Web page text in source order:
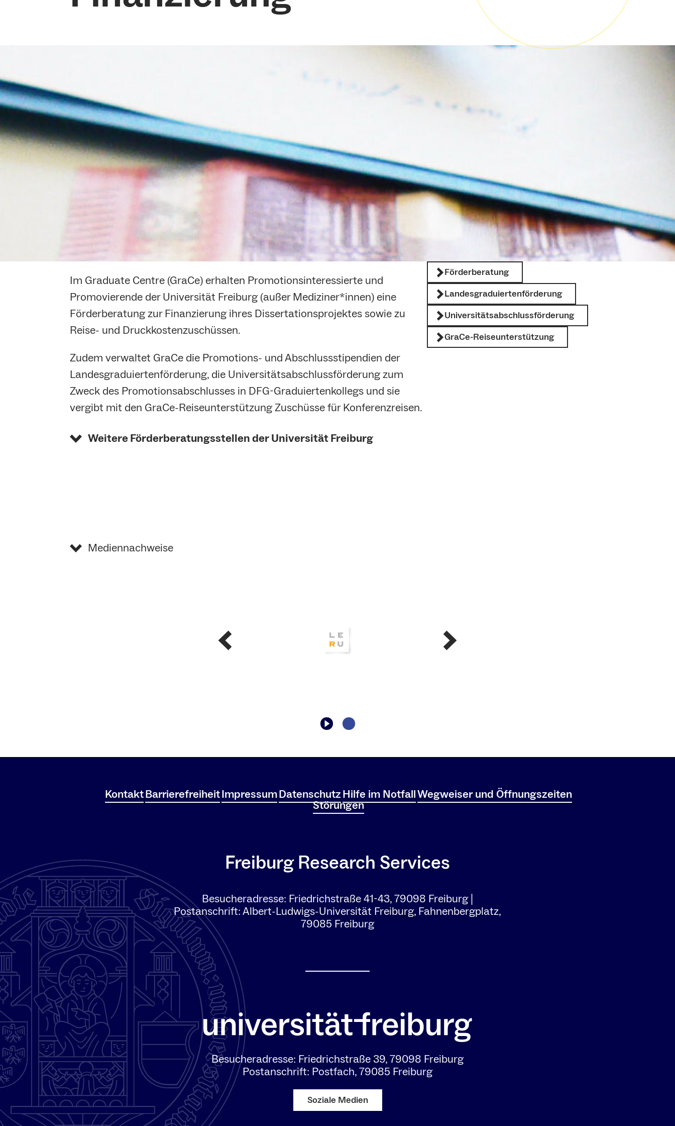
Im Graduate Centre (GraCe) erhalten Promotionsinteressierte und
Promovierende der Universität Freiburg (außer Mediziner*innen) eine
Förderberatung zur Finanzierung ihres Dissertationsprojektes sowie zu
Reise- und Druckkostenzuschüssen.
Zudem verwaltet GraCe die Promotions- und Abschlussstipendien der
Landesgraduiertenförderung, die Universitätsabschlussförderung zum
Zweck des Promotionsabschlusses in DFG-Graduiertenkollegs und sie
vergibt mit den GraCe-Reiseunterstützung Zuschüsse für Konferenzreisen.
Förderberatung
Landesgraduiertenförderung
Universitätsabschlussförderung
GraCe-Reiseunterstützung
Weitere Förderberatungsstellen der Universität Freiburg
Mediennachweise
KontaktBarrierefreiheitImpressumDatenschutzHilfe im NotfallWegweiser und Öffnungszeiten
Störungen
Freiburg Research Services
Besucheradresse: Friedrichstraße 41-43, 79098 Freiburg |
Postanschrift: Albert-Ludwigs-Universität Freiburg, Fahnenbergplatz,
79085 Freiburg
Besucheradresse: Friedrichstraße 39, 79098 Freiburg
Postanschrift: Postfach, 79085 Freiburg
Soziale Medien